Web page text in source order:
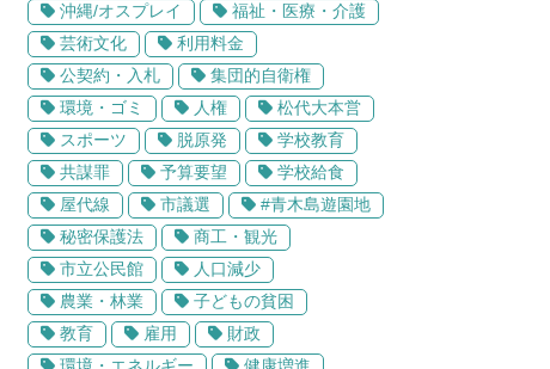
沖縄/オスプレイ
福祉・医療・介護
芸術文化
利用料金
公契約・入札
集団的自衛権
環境・ゴミ
人権
松代大本営
スポーツ
脱原発
学校教育
共謀罪
予算要望
学校給食
屋代線
市議選
#青木島遊園地
秘密保護法
商工・観光
市立公民館
人口減少
農業・林業
子どもの貧困
教育
雇用
財政